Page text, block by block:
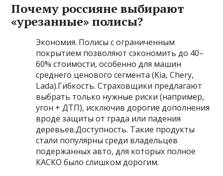
Почему россияне выбирают
«урезанные» полисы?
Экономия. Полисы с ограниченным
покрытием позволяют сэкономить до 40–
60% стоимости, особенно для машин
среднего ценового сегмента (Kia, Chery,
Lada).Гибкость. Страховщики предлагают
выбрать только нужные риски (например,
угон + ДТП), исключив дорогие дополнения
вроде защиты от града или падения
деревьев.Доступность. Такие продукты
стали популярны среди владельцев
подержанных авто, для которых полное
КАСКО было слишком дорогим.